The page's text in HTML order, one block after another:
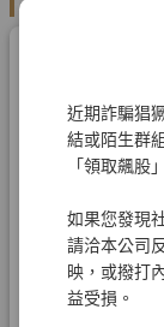
近期詐騙猖
結或陌生群
「領取飆股
如果您發現
請洽本公司
映，或撥打
益受損。